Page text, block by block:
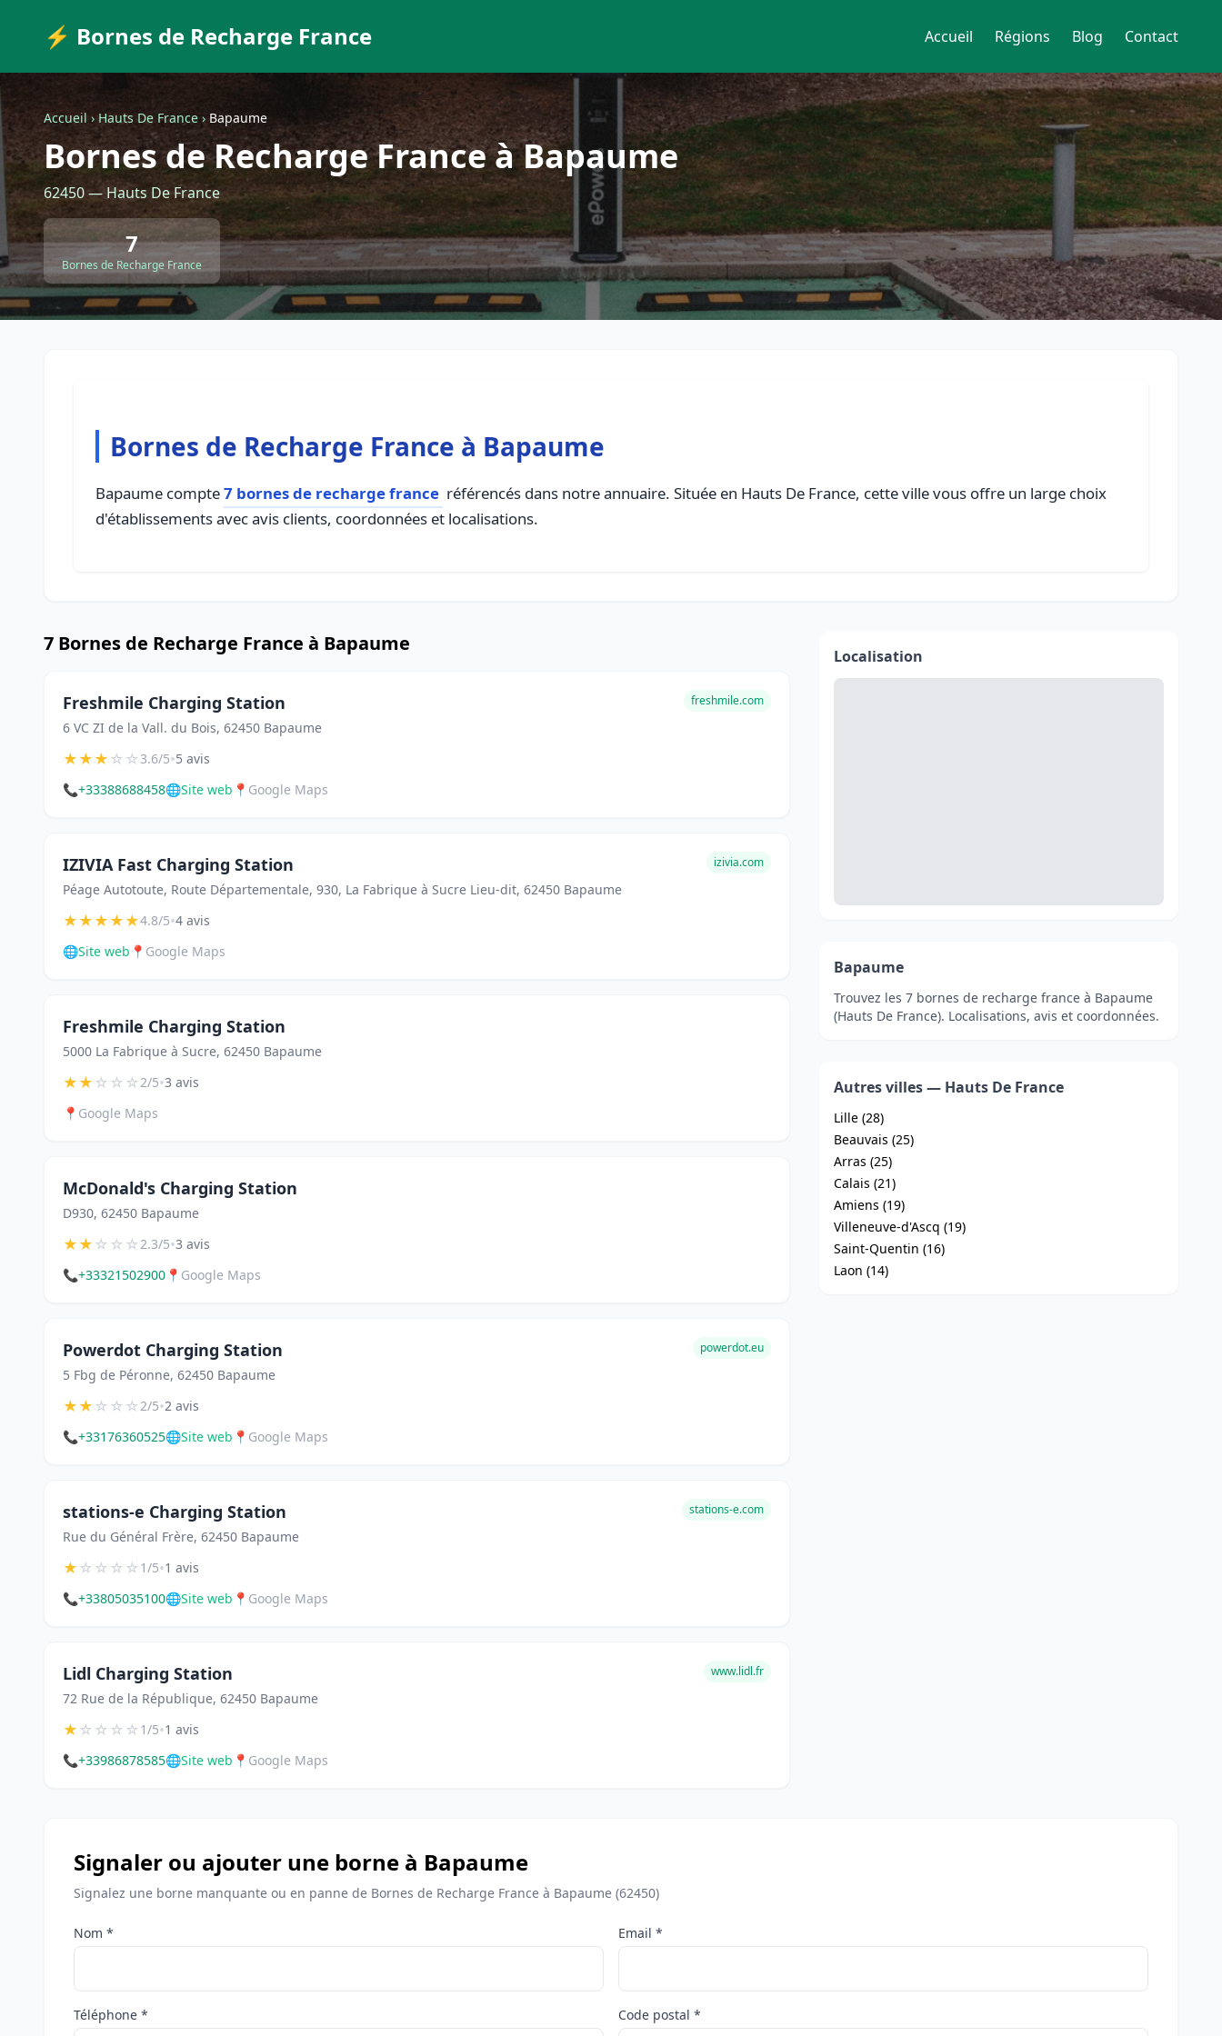
⚡ Bornes de Recharge France Accueil Régions Blog Contact
Accueil › Hauts De France › Bapaume
Bornes de Recharge France à Bapaume
62450 — Hauts De France
7
Bornes de Recharge France
Bornes de Recharge France à Bapaume
Bapaume compte7 bornes de recharge france référencés dans notre annuaire. Située en Hauts De France, cette ville vous offre un large choix
d'établissements avec avis clients, coordonnées et localisations.
7 Bornes de Recharge France à Bapaume
Freshmile Charging Station
6 VC ZI de la Vall. du Bois, 62450 Bapaume
freshmile.com
★★★☆☆3.6/5•5 avis
📞+33388688458🌐Site web 📍 Google Maps
IZIVIA Fast Charging Station
Péage Autotoute, Route Départementale, 930, La Fabrique à Sucre Lieu-dit, 62450 Bapaume
izivia.com
★★★★★4.8/5•4 avis
🌐Site web 📍 Google Maps
Freshmile Charging Station
5000 La Fabrique à Sucre, 62450 Bapaume
★★☆☆☆2/5•3 avis
📍 Google Maps
McDonald's Charging Station
D930, 62450 Bapaume
★★☆☆☆2.3/5•3 avis
📞+33321502900 📍 Google Maps
Powerdot Charging Station
5 Fbg de Péronne, 62450 Bapaume
powerdot.eu
★★☆☆☆2/5•2 avis
📞+33176360525🌐Site web 📍 Google Maps
stations-e Charging Station
Rue du Général Frère, 62450 Bapaume
stations-e.com
★☆☆☆☆1/5•1 avis
📞+33805035100🌐Site web 📍 Google Maps
Lidl Charging Station
72 Rue de la République, 62450 Bapaume
www.lidl.fr
★☆☆☆☆1/5•1 avis
📞+33986878585🌐Site web 📍 Google Maps
Localisation
Bapaume
Trouvez les 7 bornes de recharge france à Bapaume
(Hauts De France). Localisations, avis et coordonnées.
Autres villes — Hauts De France
Lille (28)
Beauvais (25)
Arras (25)
Calais (21)
Amiens (19)
Villeneuve-d'Ascq (19)
Saint-Quentin (16)
Laon (14)
Signaler ou ajouter une borne à Bapaume
Signalez une borne manquante ou en panne de Bornes de Recharge France à Bapaume (62450)
Nom * Email *
Téléphone * Code postal *